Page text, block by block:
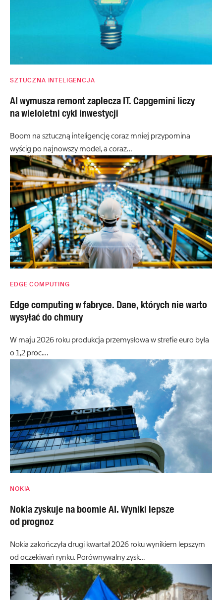
SZTUCZNA INTELIGENCJA
AI wymusza remont zaplecza IT. Capgemini liczy
na wieloletni cykl inwestycji
Boom na sztuczną inteligencję coraz mniej przypomina
wyścig po najnowszy model, a coraz…
EDGE COMPUTING
Edge computing w fabryce. Dane, których nie warto
wysyłać do chmury
W maju 2026 roku produkcja przemysłowa w strefie euro była
o 1,2 proc.…
NOKIA
Nokia zyskuje na boomie AI. Wyniki lepsze
od prognoz
Nokia zakończyła drugi kwartał 2026 roku wynikiem lepszym
od oczekiwań rynku. Porównywalny zysk…